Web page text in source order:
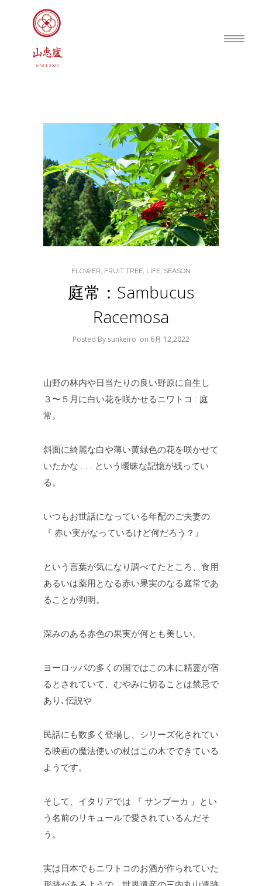
FLOWER, FRUIT TREE, LIFE, SEASON
庭常：Sambucus
Racemosa
Posted By sunkeiro on 6月 12,2022
山野の林内や日当たりの良い野原に自生し
３〜５月に白い花を咲かせるニワトコ : 庭
常。
斜面に綺麗な白や薄い黄緑色の花を咲かせて
いたかな . . . という曖昧な記憶が残ってい
る。
いつもお世話になっている年配のご夫妻の
『 赤い実がなっているけど何だろう？』
という言葉が気になり調べてたところ、食用
あるいは薬用となる赤い果実のなる庭常であ
ることが判明。
深みのある赤色の果実が何とも美しい。
ヨーロッパの多くの国ではこの木に精霊が宿
るとされていて、むやみに切ることは禁忌で
あり､伝説や
民話にも数多く登場し、シリーズ化されてい
る映画の魔法使いの杖はこの木でできている
ようです。
そして、イタリアでは 『 サンブーカ 』とい
う名前のリキュールで愛されているんだそ
う。
実は日本でもニワトコのお酒が作られていた